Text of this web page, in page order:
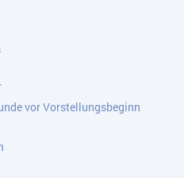
vor Vorstellungsbeginn